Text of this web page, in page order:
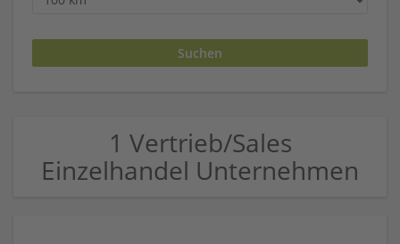
1 Vertrieb/Sales
Einzelhandel Unternehmen